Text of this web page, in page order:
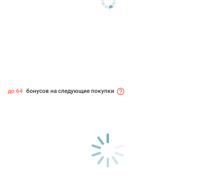
до 64 бонусов на следующие покупки